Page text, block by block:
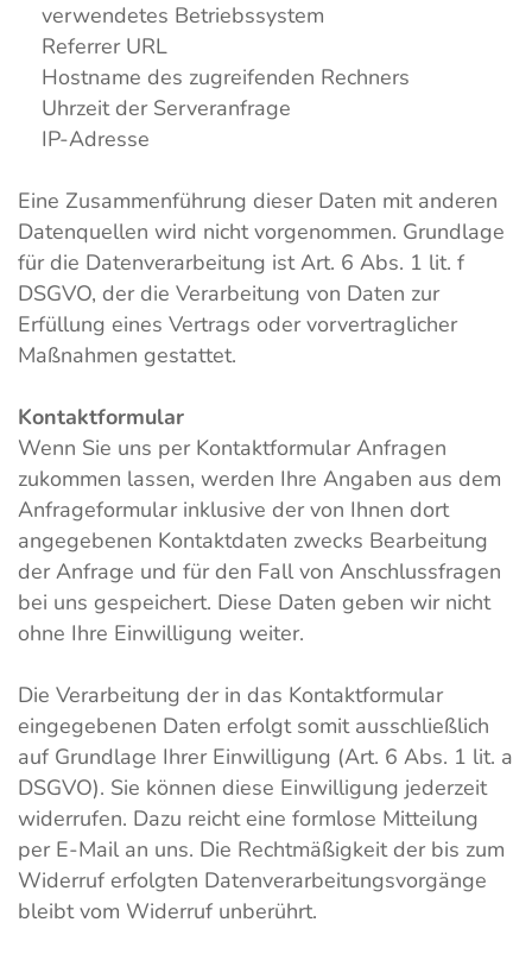
verwendetes Betriebssystem
Referrer URL
Hostname des zugreifenden Rechners
Uhrzeit der Serveranfrage
IP-Adresse
Eine Zusammenführung dieser Daten mit anderen
Datenquellen wird nicht vorgenommen. Grundlage
für die Datenverarbeitung ist Art. 6 Abs. 1 lit. f
DSGVO, der die Verarbeitung von Daten zur
Erfüllung eines Vertrags oder vorvertraglicher
Maßnahmen gestattet.
Kontaktformular
Wenn Sie uns per Kontaktformular Anfragen
zukommen lassen, werden Ihre Angaben aus dem
Anfrageformular inklusive der von Ihnen dort
angegebenen Kontaktdaten zwecks Bearbeitung
der Anfrage und für den Fall von Anschlussfragen
bei uns gespeichert. Diese Daten geben wir nicht
ohne Ihre Einwilligung weiter.
Die Verarbeitung der in das Kontaktformular
eingegebenen Daten erfolgt somit ausschließlich
auf Grundlage Ihrer Einwilligung (Art. 6 Abs. 1 lit. a
DSGVO). Sie können diese Einwilligung jederzeit
widerrufen. Dazu reicht eine formlose Mitteilung
per E-Mail an uns. Die Rechtmäßigkeit der bis zum
Widerruf erfolgten Datenverarbeitungsvorgänge
bleibt vom Widerruf unberührt.